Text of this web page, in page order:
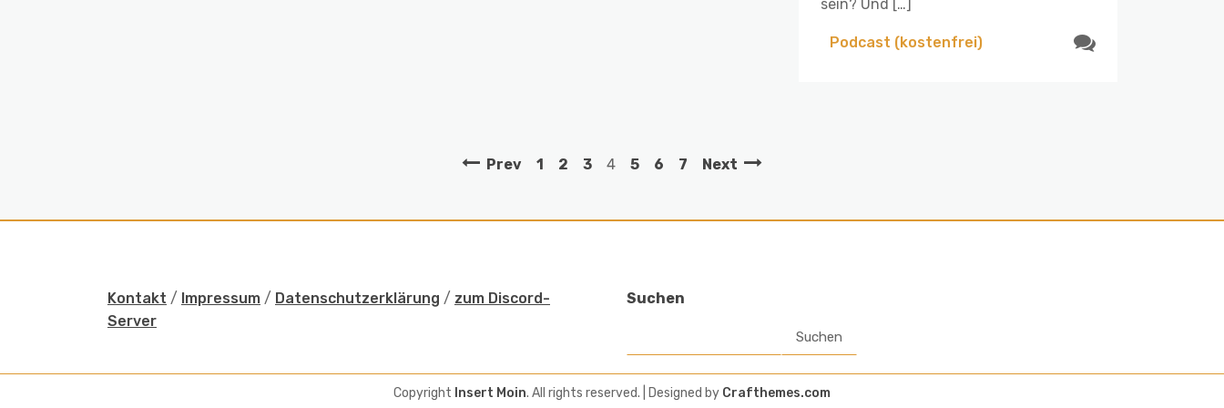
sein? Und […]
Podcast (kostenfrei)
Prev 1 2 3 4 5 6 7 Next
Kontakt / Impressum / Datenschutzerklärung / zum Discord-
Server
Suchen
Suchen
Copyright Insert Moin. All rights reserved. | Designed by Crafthemes.com